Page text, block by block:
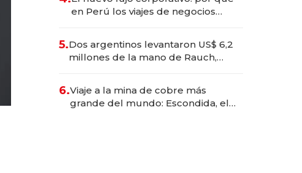
en Perú los viajes de negocios
transformadoras
5.Dos argentinos levantaron US$ 6,2
millones de la mano de Rauch,
6.Viaje a la mina de cobre más
grande del mundo: Escondida, el